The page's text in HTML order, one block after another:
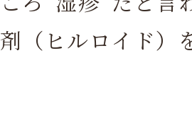
（ヒルロイド）